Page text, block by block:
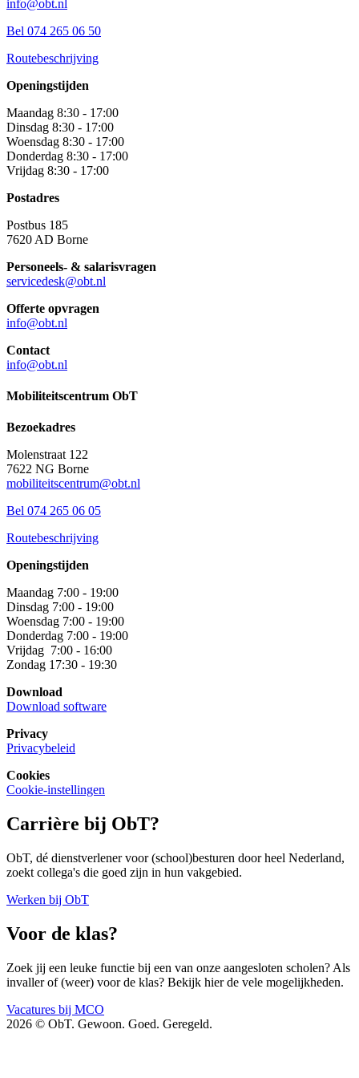
info@obt.nl
Bel 074 265 06 50
Routebeschrijving
Openingstijden
Maandag 8:30 - 17:00
Dinsdag 8:30 - 17:00
Woensdag 8:30 - 17:00
Donderdag 8:30 - 17:00
Vrijdag 8:30 - 17:00
Postadres
Postbus 185
7620 AD Borne
Personeels- & salarisvragen
servicedesk@obt.nl
Offerte opvragen
info@obt.nl
Contact
info@obt.nl
Mobiliteitscentrum ObT
Bezoekadres
Molenstraat 122
7622 NG Borne
mobiliteitscentrum@obt.nl
Bel 074 265 06 05
Routebeschrijving
Openingstijden
Maandag 7:00 - 19:00
Dinsdag 7:00 - 19:00
Woensdag 7:00 - 19:00
Donderdag 7:00 - 19:00
Vrijdag 7:00 - 16:00
Zondag 17:30 - 19:30
Download
Download software
Privacy
Privacybeleid
Cookies
Cookie-instellingen
Carrière bij ObT?
ObT, dé dienstverlener voor (school)besturen door heel Nederland,
zoekt collega's die goed zijn in hun vakgebied.
Werken bij ObT
Voor de klas?
Zoek jij een leuke functie bij een van onze aangesloten scholen? Als
invaller of (weer) voor de klas? Bekijk hier de vele mogelijkheden.
Vacatures bij MCO
2026 © ObT. Gewoon. Goed. Geregeld.